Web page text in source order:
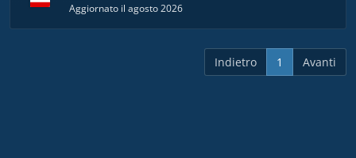
Aggiornato il agosto 2026
Indietro 1 Avanti